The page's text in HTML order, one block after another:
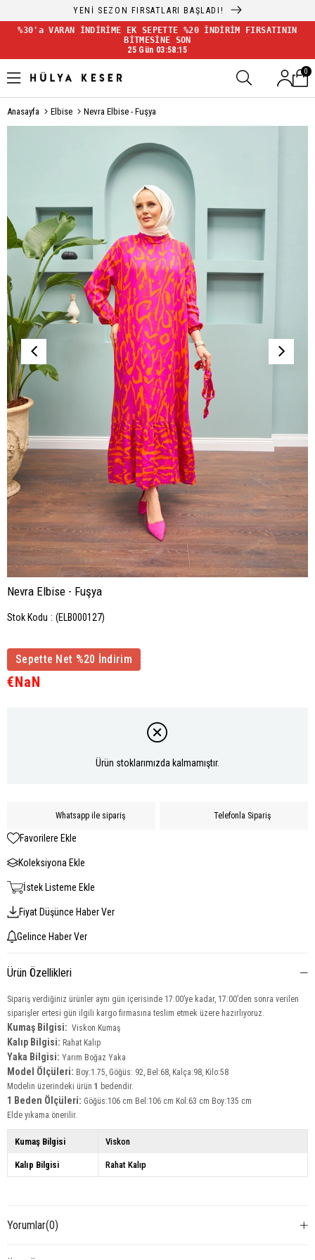
YENİ SEZON FIRSATLARI BAŞLADI!
%30'a VARAN İNDİRİME EK SEPETTE %20 İNDİRİM FIRSATININ
BİTMESİNE SON
25 Gün 03:58:14
0
Anasayfa Elbise Nevra Elbise - Fuşya
Nevra Elbise - Fuşya
Stok Kodu (ELB000127)
Sepette Net %20 İndirim
€NaN
Ürün stoklarımızda kalmamıştır.
Whatsapp ile sipariş Telefonla Sipariş
Favorilere Ekle
Koleksiyona Ekle
İstek Listeme Ekle
Fiyat Düşünce Haber Ver
Gelince Haber Ver
Ürün Özellikleri
Sipariş verdiğiniz ürünler aynı gün içerisinde 17:00’ye kadar, 17:00’den sonra verilen
siparişler ertesi gün ilgili kargo firmasına teslim etmek üzere hazırlıyoruz.
Kumaş Bilgisi: Viskon Kumaş
Kalıp Bilgisi: Rahat Kalıp
Yaka Bilgisi: Yarım Boğaz Yaka
Model Ölçüleri: Boy:1.75, Göğüs: 92, Bel:68, Kalça:98, Kilo:58
Modelin üzerindeki ürün 1 bedendir.
1 Beden Ölçüleri: Göğüs:106 cm Bel:106 cm Kol:63 cm Boy:135 cm
Elde yıkama önerilir.
Kumaş Bilgisi Viskon
Kalıp Bilgisi Rahat Kalıp
Yorumlar(0)